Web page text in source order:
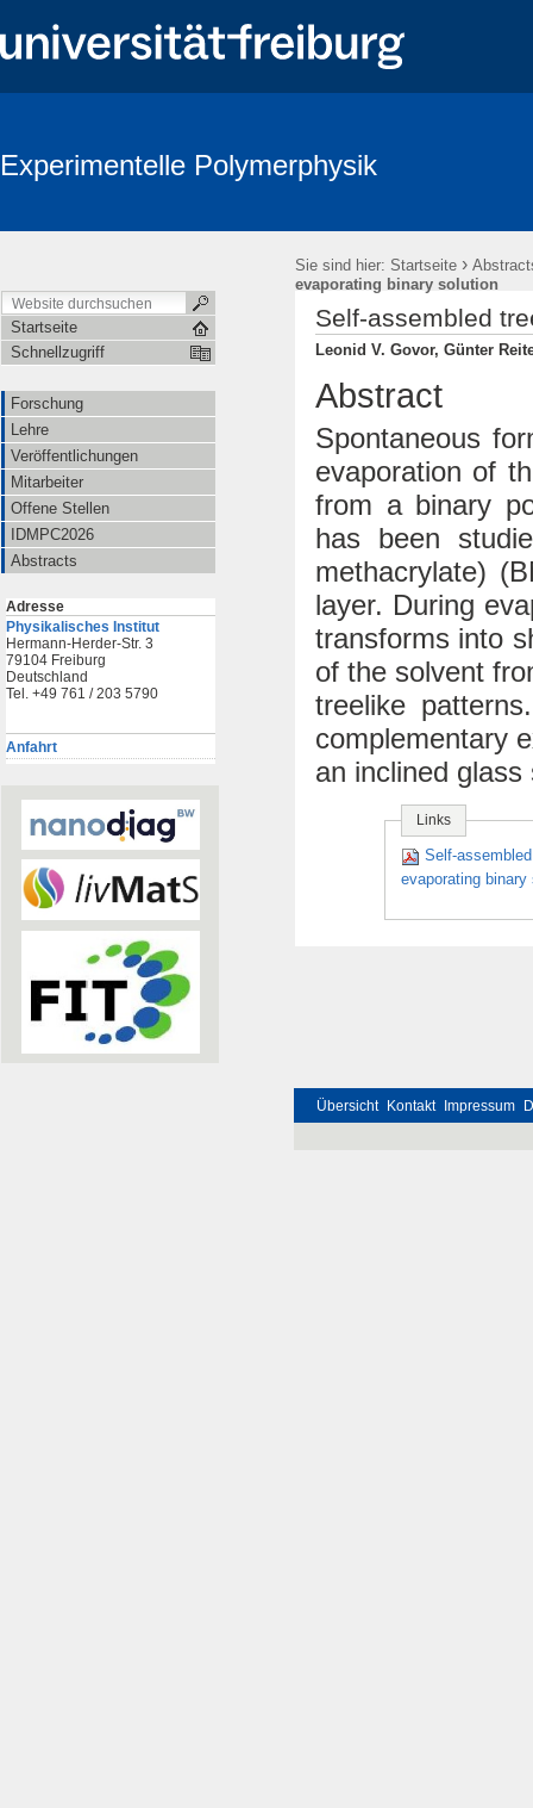
Experimentelle Polymerphysik
Sie sind hier: Startseite ›
evaporating binary solution
Startseite
Schnellzugriff
Forschung
Lehre
Veröffentlichungen
Mitarbeiter
Offene Stellen
IDMPC2026
Abstracts
Adresse
Physikalisches Institut
Hermann-Herder-Str. 3
79104 Freiburg
Deutschland
Tel. +49 761 / 203 5790
Anfahrt
Self-assembled
Leonid V. Govor, Günter
Abstract
Spontaneous
evaporation of
from a binary
has been
methacrylate)
layer. During
transforms into
of the solvent
treelike
complementary
an inclined glass
Links
Self-
evaporating binary
Übersicht Kontakt Impressum